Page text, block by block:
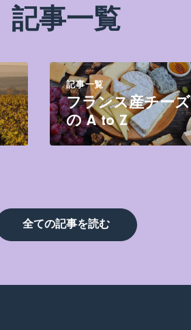
記事一覧
記事一覧
フランス産チーズ
の A to Z
全ての記事を読む